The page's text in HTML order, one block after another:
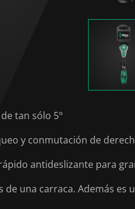
tan sólo 5°
y conmutación de
antideslizante para
de una carraca. Además